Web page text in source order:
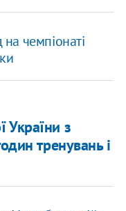
чемпіонаті
України з
тренувань і